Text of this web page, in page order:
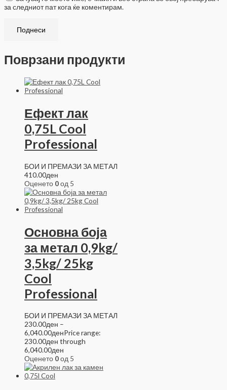
за следниот пат кога ќе коментирам.
Поврзани продукти
Ефект лак
0,75L Cool
Professional
БОИ И ПРЕМАЗИ ЗА МЕТАЛ
410.00ден
Оценето 0од 5
Основна боја
за метал 0,9kg/
3,5kg/ 25kg
Cool
Professional
БОИ И ПРЕМАЗИ ЗА МЕТАЛ
230.00ден –
6,040.00денPrice range:
230.00ден through
6,040.00ден
Оценето 0од 5